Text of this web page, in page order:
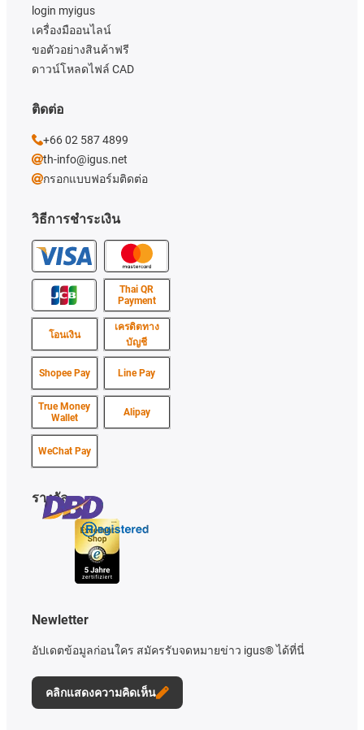
วิธีการชำระเงิน
Thai QR
Payment
โอนเงิน
เครดิตทาง
บัญชี
Shopee Pay Line Pay
True Money
Wallet
Alipay
WeChat Pay
login myigus
เครื่องมืออนไลน์
ขอตัวอย่างสินค้าฟรี
ดาวน์โหลดไฟล์ CAD
รางวัล
Newletter
อัปเดตข้อมูลก่อนใคร สมัครรับจดหมายข่าว igus® ได้ที่นี่
คลิกแสดงความคิดเห็น
ติดต่อ
+66 02 587 4899
th-info@igus.net
กรอกแบบฟอร์มติดต่อ